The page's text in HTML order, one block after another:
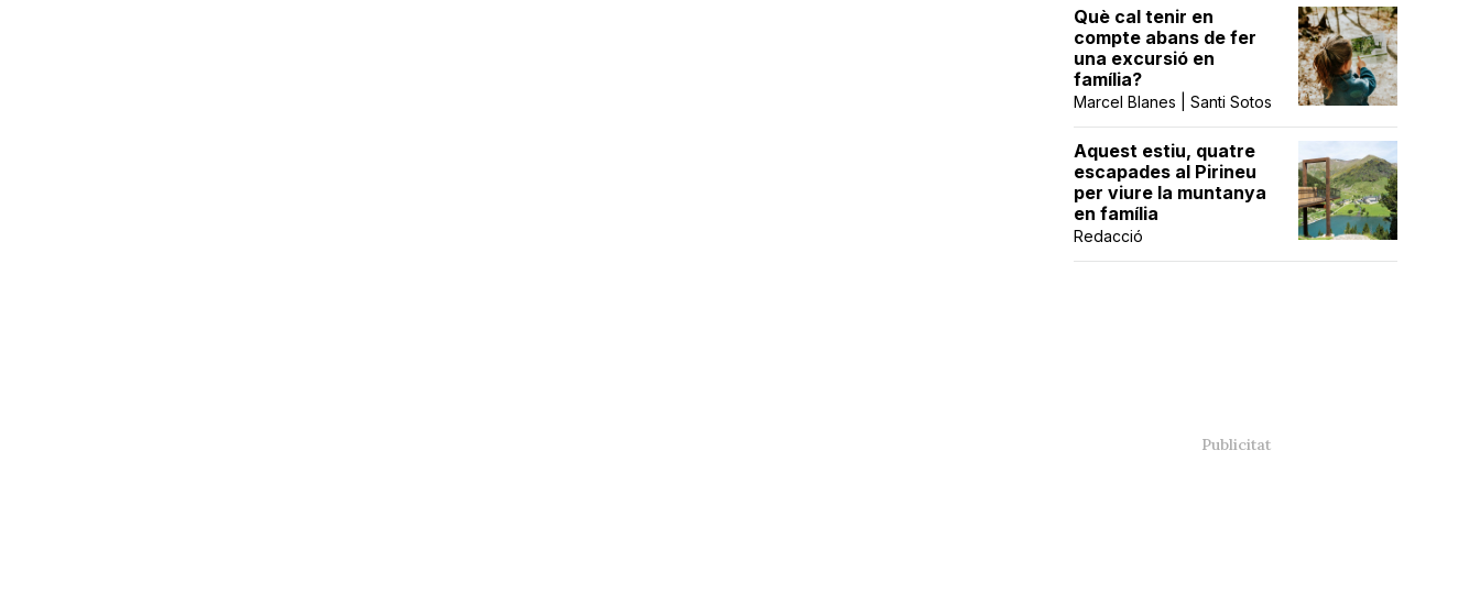
Què cal tenir en
compte abans de fer
una excursió en
família?
Marcel Blanes | Santi Sotos
Aquest estiu, quatre
escapades al Pirineu
per viure la muntanya
en família
Redacció